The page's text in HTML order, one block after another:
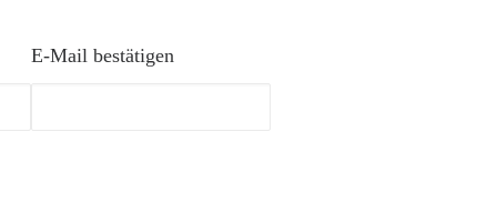
E-Mail bestätigen